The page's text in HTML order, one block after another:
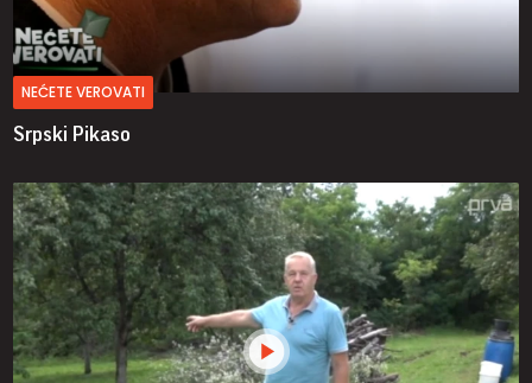
NEĆETE VEROVATI
Srpski Pikaso